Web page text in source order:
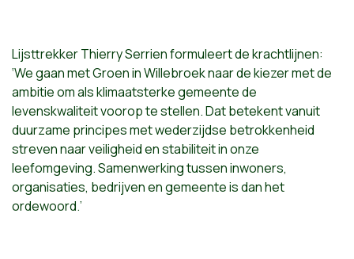
Lijsttrekker Thierry Serrien formuleert de krachtlijnen:
‘We gaan met Groen in Willebroek naar de kiezer met de
ambitie om als klimaatsterke gemeente de
levenskwaliteit voorop te stellen. Dat betekent vanuit
duurzame principes met wederzijdse betrokkenheid
streven naar veiligheid en stabiliteit in onze
leefomgeving. Samenwerking tussen inwoners,
organisaties, bedrijven en gemeente is dan het
ordewoord.’